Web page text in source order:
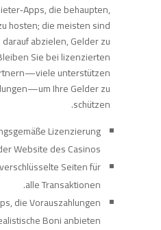
die behaupten,
hosten; die meisten sind
abzielen, Gelder zu
Sie bei lizenzierten
unterstützen
Ihre Gelder zu
schützen.
Lizenzierung
Website des Casinos.
Seiten für
alle Transaktionen.
die Vorauszahlungen
Boni anbieten.